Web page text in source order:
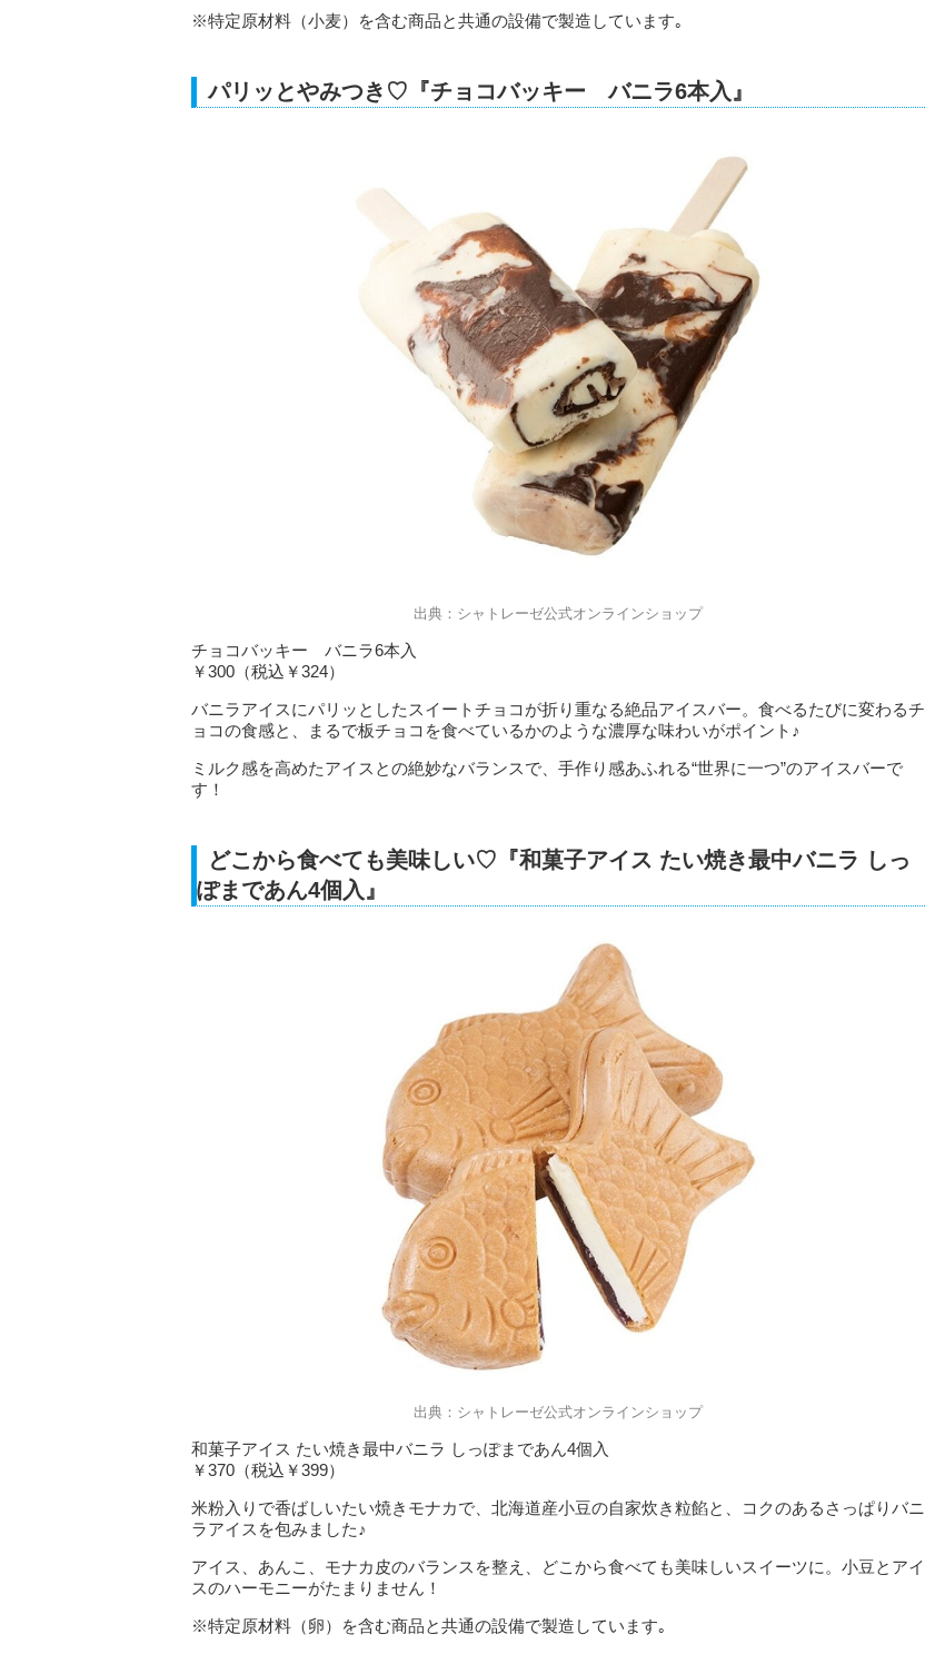
※特定原材料（小麦）を含む商品と共通の設備で製造しています｡
パリッとやみつき♡『チョコバッキー バニラ6本入』
出典：シャトレーゼ公式オンラインショップ
チョコバッキー バニラ6本入
￥300（税込￥324）
バニラアイスにパリッとしたスイートチョコが折り重なる絶品アイスバー。食べるたびに変わるチ
ョコの食感と、まるで板チョコを食べているかのような濃厚な味わいがポイント♪
ミルク感を高めたアイスとの絶妙なバランスで、手作り感あふれる“世界に一つ”のアイスバーで
す！
どこから食べても美味しい♡『和菓子アイス たい焼き最中バニラ しっ
ぽまであん4個入』
出典：シャトレーゼ公式オンラインショップ
和菓子アイス たい焼き最中バニラ しっぽまであん4個入
￥370（税込￥399）
米粉入りで香ばしいたい焼きモナカで、北海道産小豆の自家炊き粒餡と、コクのあるさっぱりバニ
ラアイスを包みました♪
アイス、あんこ、モナカ皮のバランスを整え、どこから食べても美味しいスイーツに。小豆とアイ
スのハーモニーがたまりません！
※特定原材料（卵）を含む商品と共通の設備で製造しています｡